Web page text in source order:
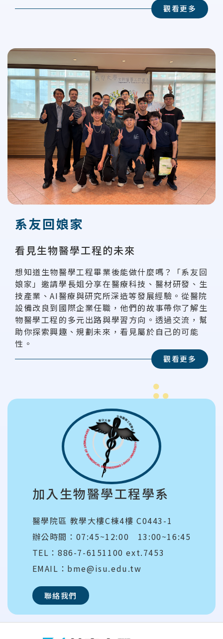
觀看更多
系友回娘家
看見生物醫學工程的未來
想知道生物醫學工程畢業後能做什麼嗎？「系友回
娘家」邀請學長姐分享在醫療科技、醫材研發、生
技產業、AI醫療與研究所深造等發展經驗。從醫院
設備改良到國際企業任職，他們的故事帶你了解生
物醫學工程的多元出路與學習方向。透過交流，幫
助你探索興趣、規劃未來，看見屬於自己的可能
性。
觀看更多
加入生物醫學工程學系
醫學院區 教學大樓C棟4樓 C0443-1
辦公時間：07:45~12:00 13:00~16:45
TEL：886-7-6151100 ext.7453
EMAIL：bme@isu.edu.tw
聯絡我們